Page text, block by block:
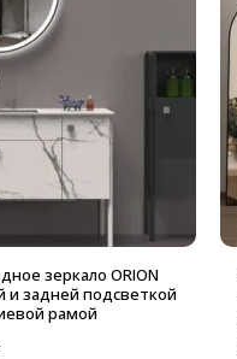
зеркало ORION
и задней подсветкой
рамой